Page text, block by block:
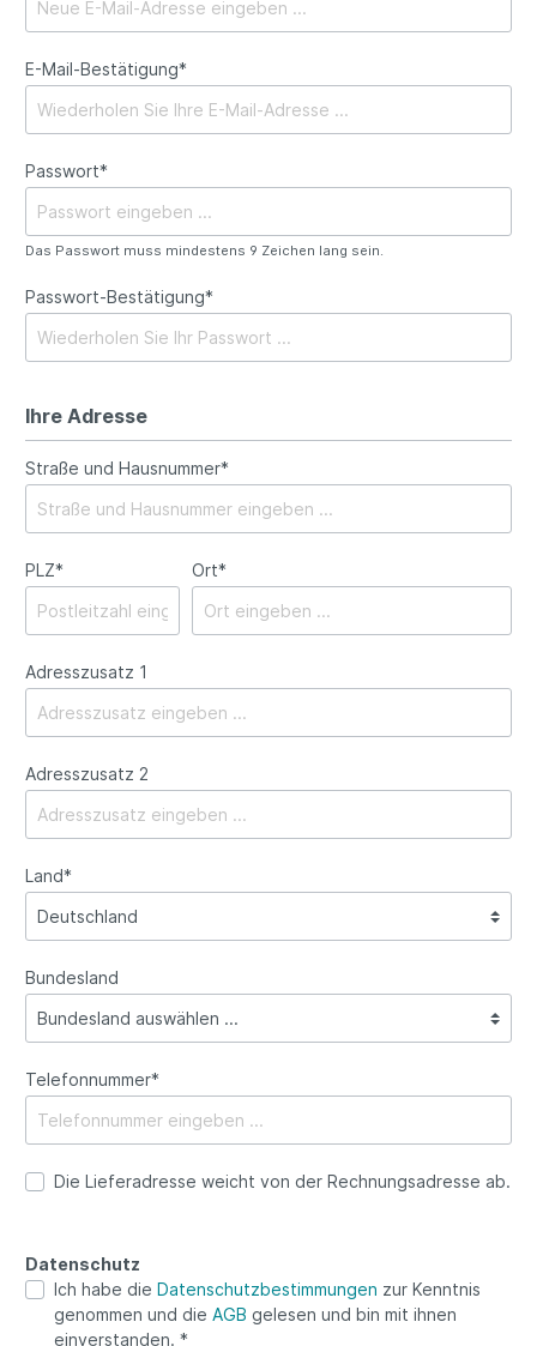
E-Mail-Bestätigung*
Passwort*
Das Passwort muss mindestens 9 Zeichen lang sein.
Passwort-Bestätigung*
Ihre Adresse
Straße und Hausnummer*
PLZ* Ort*
Adresszusatz 1
Adresszusatz 2
Land*
Bundesland
Telefonnummer*
Die Lieferadresse weicht von der Rechnungsadresse ab.
Datenschutz
Ich habe die Datenschutzbestimmungen zur Kenntnis
genommen und die AGB gelesen und bin mit ihnen
einverstanden. *